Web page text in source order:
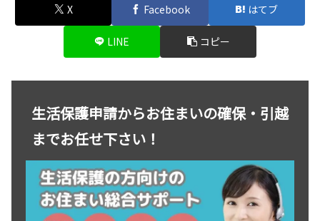
X Facebook はてブ
LINE コピー
生活保護申請からお住まいの確保・引越
までお任せ下さい！